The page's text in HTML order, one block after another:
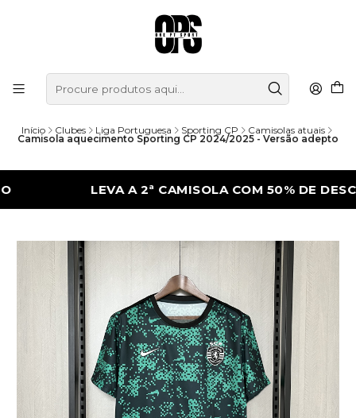
Início Clubes Liga Portuguesa Sporting CP Camisolas atuais
Camisola aquecimento Sporting CP 2024/2025 - Versão adepto
LEVA A 2ª CAMISOLA COM 50% DE DESCONTO